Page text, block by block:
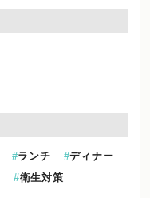
ランチ
ディナー
衛生対策